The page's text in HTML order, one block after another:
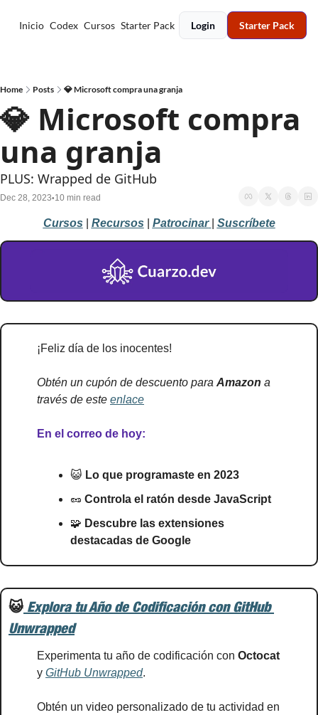
Inicio Codex Cursos Starter Pack Login Starter Pack
Home Posts 💎 Microsoft compra una granja
💎 Microsoft compra
una granja
PLUS: Wrapped de GitHub
Dec 28, 2023•10 min read
Cursos Recursos Patrocinar Suscríbete
¡Feliz día de los inocentes!
Obtén un cupón de descuento para Amazon a
través de este enlace
En el correo de hoy:
😺 Lo que programaste en 2023
🥜 Controla el ratón desde JavaScript
🧩 Descubre las extensiones
destacadas de Google
😺 Explora tu Año de Codificación con GitHub
Unwrapped
Experimenta tu año de codificación con
y GitHub Unwrapped.
Obtén un video personalizado de tu actividad en